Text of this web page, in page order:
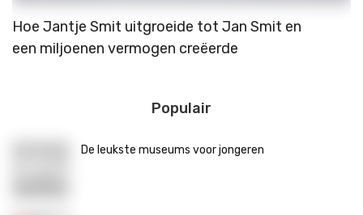
Hoe Jantje Smit uitgroeide tot Jan Smit en
een miljoenen vermogen creëerde
Populair
De leukste museums voor jongeren